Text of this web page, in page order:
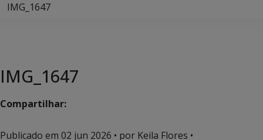
IMG_1647
IMG_1647
Compartilhar:
Publicado em 02 jun 2026 • por Keila Flores •